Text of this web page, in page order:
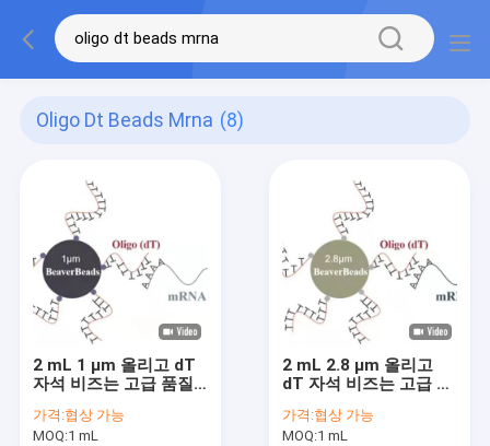
Oligo Dt Beads Mrna (8)
2 mL 1 μm 올리고 dT
자석 비즈는 고급 품질
다
가격:협상 가능
MOQ:1 mL
2 mL 2.8 μm 올리고
dT 자석 비즈는 고급 품
니다
가격:협상 가능
MOQ:1 mL